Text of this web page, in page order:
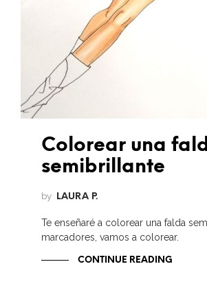
Colorear una
semibrillante
by LAURA P.
Te enseñaré a colorear una falda
marcadores, vamos a colorear.
CONTINUE READING